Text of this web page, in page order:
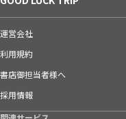
運営会社
利用規約
書店御担当者様へ
採用情報